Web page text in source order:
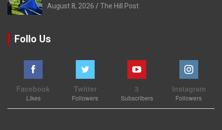
August 8, 2026 The Hill Post
Follo Us
Facebook
Likes
Twitter
Followers
3
Subscribers
Instagram
Followers